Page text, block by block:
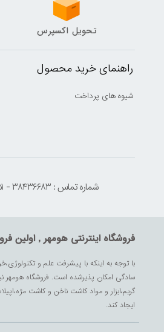
تحویل اکسپرس
راهنمای خرید محصول
شیوه های پرداخت
شماره تماس : ۳۸۴۳۶۶۸۳ - ۰۵۱
فروشگاه اینترنتی هومهر , اولین
با توجه به اینکه با پیشرفت علم و
سادگی امکان پذیرشده است. فروشگاه هومهر
گریم،ابزار و مواد کاشت ناخن و کاشت
ایجاد کند.